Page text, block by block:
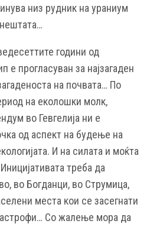
низ рудник на ураниум
години од
е прогласуван за најзагаден
на почвата… По
на еколошки молк,
во Гевгелија ни е
од аспект на будење на
И на силата и моќта
треба да
во Богданци, во Струмица,
места кои се засегнати
Со жалење мора да